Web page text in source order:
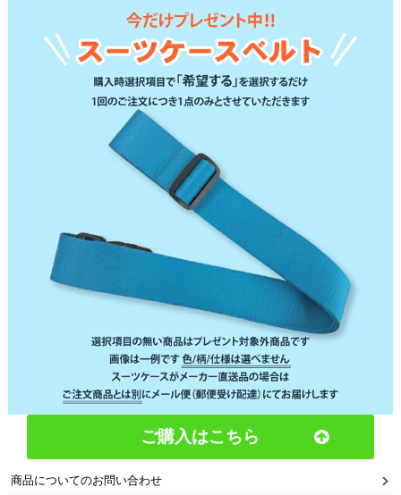
ご購入はこちら
商品についてのお問い合わせ